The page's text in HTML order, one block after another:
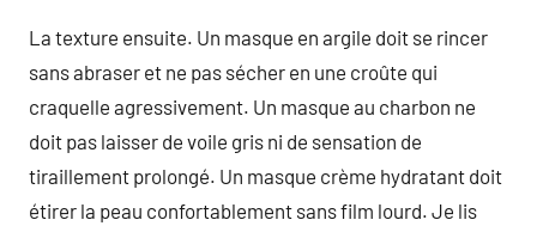
La texture ensuite. Un masque en argile doit se rincer
sans abraser et ne pas sécher en une croûte qui
craquelle agressivement. Un masque au charbon ne
doit pas laisser de voile gris ni de sensation de
tiraillement prolongé. Un masque crème hydratant doit
étirer la peau confortablement sans film lourd. Je lis